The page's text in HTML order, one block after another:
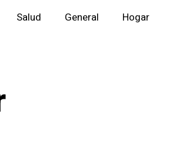
Salud General Hogar